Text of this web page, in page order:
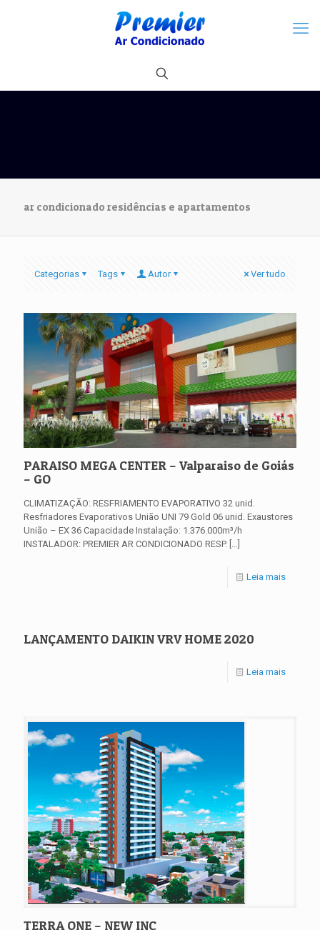
ar condicionado residências e apartamentos
Categorias Tags Autor Ver tudo
PARAISO MEGA CENTER – Valparaiso de Goiás
– GO
CLIMATIZAÇÃO: RESFRIAMENTO EVAPORATIVO 32 unid.
Resfriadores Evaporativos União UNI 79 Gold 06 unid. Exaustores
União – EX 36 Capacidade Instalação: 1.376.000m³/h
INSTALADOR: PREMIER AR CONDICIONADO RESP. […]
Leia mais
LANÇAMENTO DAIKIN VRV HOME 2020
Leia mais
TERRA ONE – NEW INC